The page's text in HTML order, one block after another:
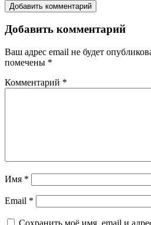
Добавить комментарий
Добавить комментарий
Ваш адрес email не будет
помечены *
Комментарий *
Имя *
Email *
Сохранить моё имя, email и